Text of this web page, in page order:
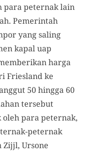
para peternak lain
Pemerintah
yang saling
kapal uap
harga
Friesland ke
50 hingga 60
tersebut
oleh para peternak,
peternak
Zijjl, Ursone